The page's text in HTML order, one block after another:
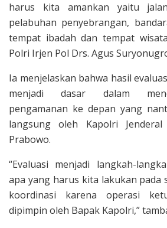
harus kita amankan yaitu
pelabuhan penyebrangan,
tempat ibadah dan tempat
Polri Irjen Pol Drs. Agus
Ia menjelaskan bahwa hasil
menjadi dasar dalam
pengamanan ke depan yang
langsung oleh Kapolri
Prabowo.
“Evaluasi menjadi langkah-
apa yang harus kita lakukan
koordinasi karena operasi
dipimpin oleh Bapak Kapolri,”